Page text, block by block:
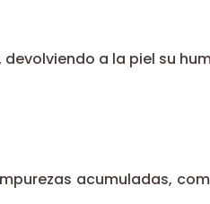
a la piel su
acumuladas,